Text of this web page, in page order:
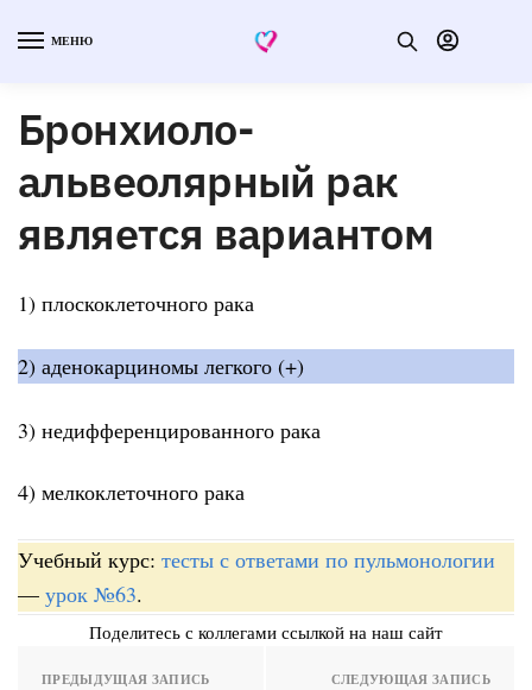
МЕНЮ
Бронхиоло-
альвеолярный рак
является вариантом
1) плоскоклеточного рака
2) аденокарциномы легкого (+)
3) недифференцированного рака
4) мелкоклеточного рака
Учебный курс: тесты с ответами по пульмонологии
— урок №63.
Поделитесь с коллегами ссылкой на наш сайт
ПРЕДЫДУЩАЯ ЗАПИСЬ СЛЕДУЮЩАЯ ЗАПИСЬ